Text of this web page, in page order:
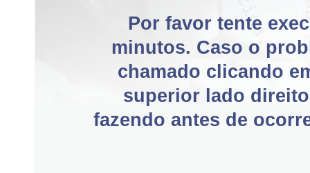
Por favor tente
minutos. Caso o
chamado clicando
superior lado
fazendo antes de